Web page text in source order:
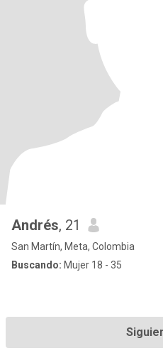
Andrés, 21
San Martín, Meta, Colombia
Buscando: Mujer 18 - 35